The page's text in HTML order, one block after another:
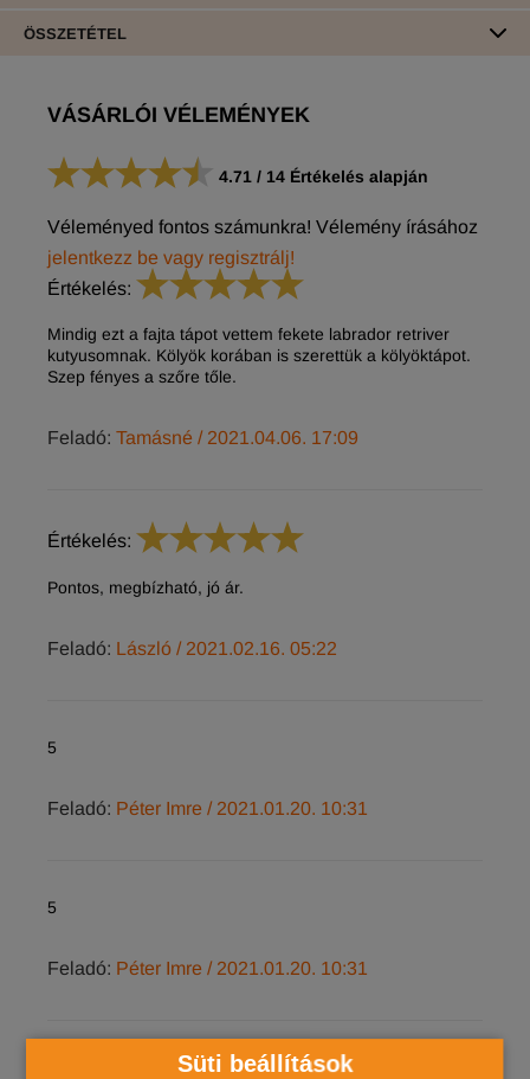
Süti beállítások
ÖSSZETÉTEL
VÁSÁRLÓI VÉLEMÉNYEK
4.71 / 14 Értékelés alapján
Véleményed fontos számunkra! Vélemény írásához
jelentkezz be vagy regisztrálj!
Értékelés:
Mindig ezt a fajta tápot vettem fekete labrador retriver
kutyusomnak. Kölyök korában is szerettük a kölyöktápot.
Szep fényes a szőre tőle.
Feladó: Tamásné / 2021.04.06. 17:09
Értékelés:
Pontos, megbízható, jó ár.
Feladó: László / 2021.02.16. 05:22
5
Feladó: Péter Imre / 2021.01.20. 10:31
5
Feladó: Péter Imre / 2021.01.20. 10:31